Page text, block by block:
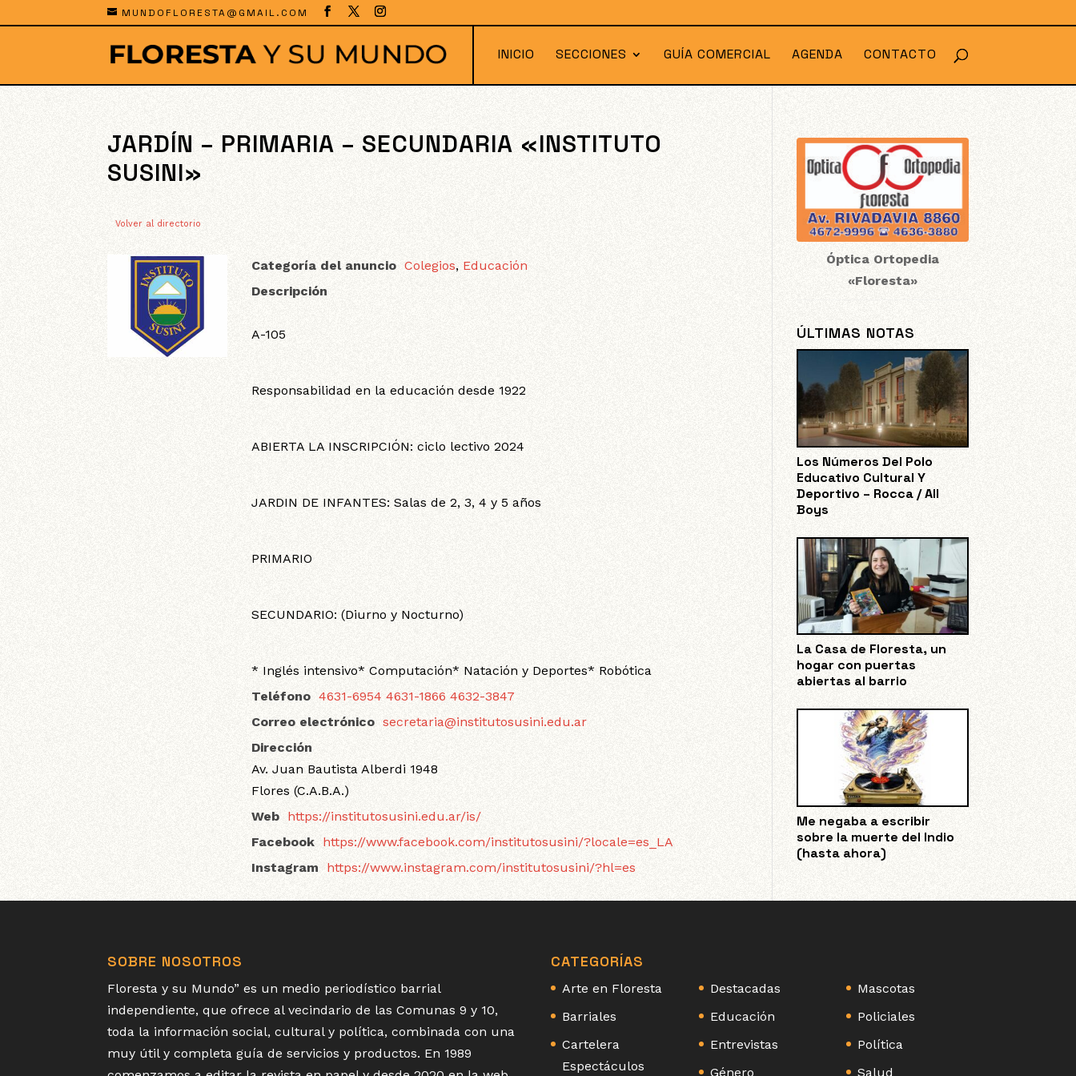
MUNDOFLORESTA@GMAIL.COM
INICIO SECCIONES GUÍA COMERCIAL AGENDA CONTACTO
JARDÍN – PRIMARIA – SECUNDARIA «INSTITUTO
SUSINI»
Volver al directorio
Categoría del anuncio Colegios, Educación
Descripción
A-105
Responsabilidad en la educación desde 1922
ABIERTA LA INSCRIPCIÓN: ciclo lectivo 2024
JARDIN DE INFANTES: Salas de 2, 3, 4 y 5 años
PRIMARIO
SECUNDARIO: (Diurno y Nocturno)
* Inglés intensivo* Computación* Natación y Deportes* Robótica
Teléfono 4631-6954 4631-1866 4632-3847
Correo electrónico secretaria@institutosusini.edu.ar
Dirección
Av. Juan Bautista Alberdi 1948
Flores (C.A.B.A.)
Web https://institutosusini.edu.ar/is/
Facebook https://www.facebook.com/institutosusini/?locale=es_LA
Instagram
https://www.instagram.com/institutosusini/?hl=es
Óptica Ortopedia
«Floresta»
ÚLTIMAS NOTAS
Los Números Del Polo
Educativo Cultural Y
Deportivo – Rocca / All
Boys
La Casa de Floresta, un
hogar con puertas
abiertas al barrio
Me negaba a escribir
sobre la muerte del Indio
(hasta ahora)
SOBRE NOSOTROS
Floresta y su Mundo” es un medio periodístico barrial
independiente, que ofrece al vecindario de las Comunas 9 y 10,
toda la información social, cultural y política, combinada con una
muy útil y completa guía de servicios y productos. En 1989
CATEGORÍAS
Arte en Floresta
Barriales
Cartelera
Espectáculos
Destacadas
Educación
Entrevistas
Género
Mascotas
Policiales
Política
Salud